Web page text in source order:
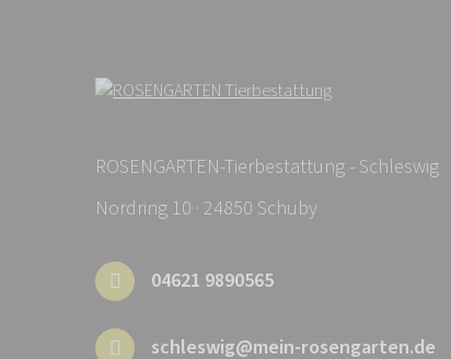
ROSENGARTEN-Tierbestattung - Schleswig
Nordring 10 · 24850 Schuby
04621 9890565
schleswig@mein-rosengarten.de